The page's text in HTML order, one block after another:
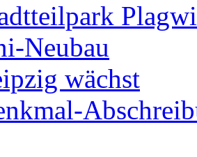
Neubau
wächst